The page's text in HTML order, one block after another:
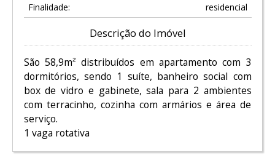
Finalidade: residencial
Descrição do Imóvel
São 58,9m² distribuídos em apartamento com 3
dormitórios, sendo 1 suíte, banheiro social com
box de vidro e gabinete, sala para 2 ambientes
com terracinho, cozinha com armários e área de
serviço.
1 vaga rotativa